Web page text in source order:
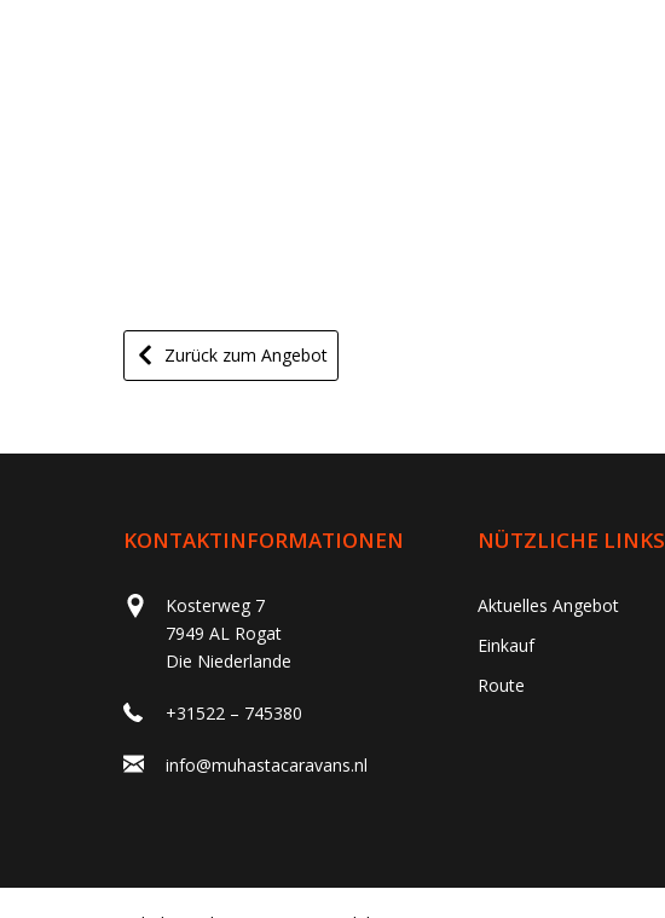
Zurück zum Angebot
KONTAKTINFORMATIONEN
Kosterweg 7
7949 AL Rogat
Die Niederlande
+31522 – 745380
info@muhastacaravans.nl
NÜTZLICHE LINKS
Aktuelles Angebot
Einkauf
Route